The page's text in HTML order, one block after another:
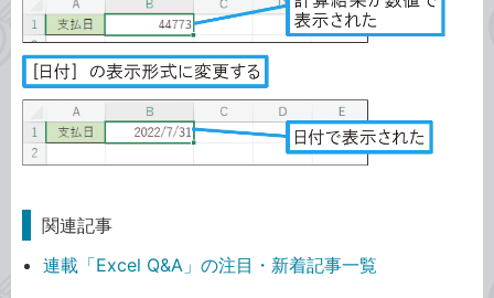
関連記事
連載「Excel Q&A」の注目・新着記事一覧